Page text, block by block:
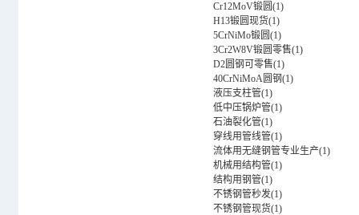
Cr12MoV锻圆(1)
H13锻圆现货(1)
5CrNiMo锻圆(1)
3Cr2W8V锻圆零售(1)
D2圆钢可零售(1)
40CrNiMoA圆钢(1)
液压支柱管(1)
低中压锅炉管(1)
石油裂化管(1)
穿线用管线管(1)
流体用无缝钢管专业生产(1)
机械用结构管(1)
结构用钢管(1)
不锈钢管秒发(1)
不锈钢管现货(1)